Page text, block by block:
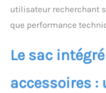
utilisateur recherchant
que performance
Le sac
accessoires :